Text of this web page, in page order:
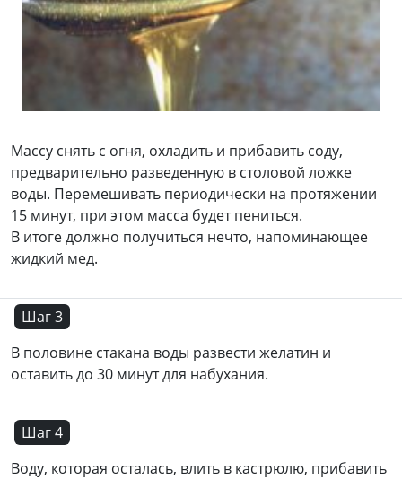
Массу снять с огня, охладить и прибавить соду,
предварительно разведенную в столовой ложке
воды. Перемешивать периодически на протяжении
15 минут, при этом масса будет пениться.
В итоге должно получиться нечто, напоминающее
жидкий мед.
Шаг 3
В половине стакана воды развести желатин и
оставить до 30 минут для набухания.
Шаг 4
Воду, которая осталась, влить в кастрюлю, прибавить